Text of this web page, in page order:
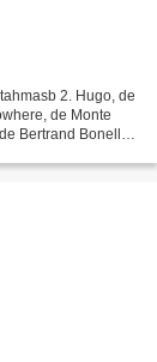
2. Hugo, de
de Monte
Bertrand Bonello